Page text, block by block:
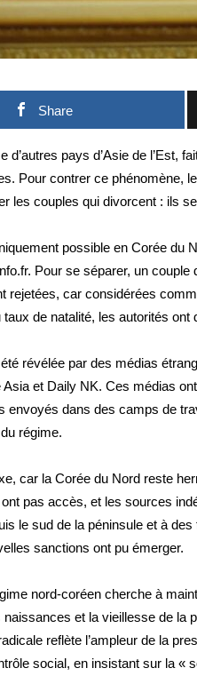
Share
d’autres pays d’Asie de l’Est,
Pour contrer ce phénomène,
les couples qui divorcent : ils
possible en Corée du
Pour se séparer, un couple
rejetées, car considérées
de natalité, les autorités ont
révélée par des médias
et Daily NK. Ces médias
envoyés dans des camps de
régime.
car la Corée du Nord reste
pas accès, et les sources
le sud de la péninsule et à
sanctions ont pu émerger.
nord-coréen cherche à
et la vieillesse de la
reflète l’ampleur de la
social, en insistant sur la «